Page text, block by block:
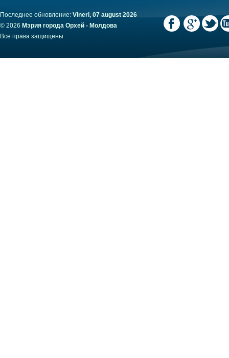
Последнее обновление: Vineri, 07 august 2026
© 2026 Мэрия города Орхей - Молдова
Все права защищены